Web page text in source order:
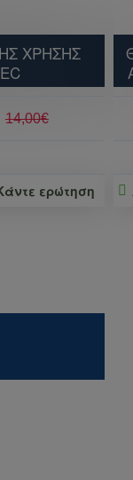
ΧΡΗΣΗΣ
14,00€
ερώτηση